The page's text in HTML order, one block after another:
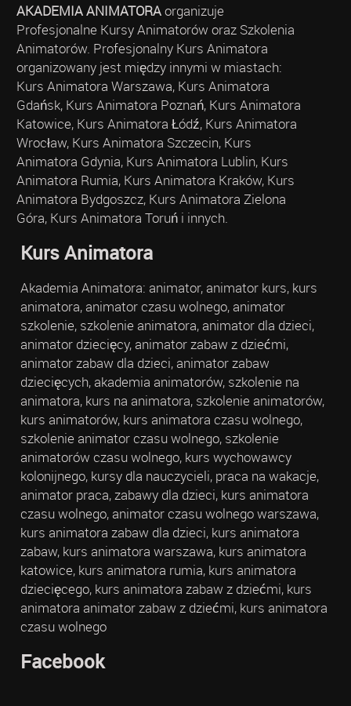
AKADEMIA ANIMATORAorganizuje
Profesjonalne Kursy Animatorów oraz Szkolenia
Animatorów. Profesjonalny Kurs Animatora
organizowany jest między innymi w miastach:
Kurs Animatora Warszawa, Kurs Animatora
Gdańsk, Kurs Animatora Poznań, Kurs Animatora
Katowice, Kurs Animatora Łódź, Kurs Animatora
Wrocław, Kurs Animatora Szczecin, Kurs
Animatora Gdynia, Kurs Animatora Lublin, Kurs
Animatora Rumia, Kurs Animatora Kraków, Kurs
Animatora Bydgoszcz, Kurs Animatora Zielona
Góra, Kurs Animatora Toruń i innych.
Kurs Animatora
Akademia Animatora: animator, animator kurs, kurs
animatora, animator czasu wolnego, animator
szkolenie, szkolenie animatora, animator dla dzieci,
animator dziecięcy, animator zabaw z dziećmi,
animator zabaw dla dzieci, animator zabaw
dziecięcych, akademia animatorów, szkolenie na
animatora, kurs na animatora, szkolenie animatorów,
kurs animatorów, kurs animatora czasu wolnego,
szkolenie animator czasu wolnego, szkolenie
animatorów czasu wolnego, kurs wychowawcy
kolonijnego, kursy dla nauczycieli, praca na wakacje,
animator praca, zabawy dla dzieci, kurs animatora
czasu wolnego, animator czasu wolnego warszawa,
kurs animatora zabaw dla dzieci, kurs animatora
zabaw, kurs animatora warszawa, kurs animatora
katowice, kurs animatora rumia, kurs animatora
dziecięcego, kurs animatora zabaw z dziećmi, kurs
animatora animator zabaw z dziećmi, kurs animatora
czasu wolnego
Facebook